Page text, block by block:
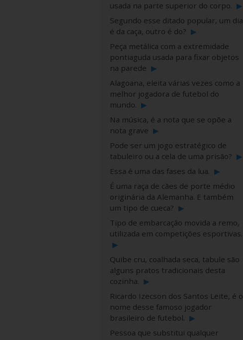
usada na parte superior do corpo. ▶
Segundo esse ditado popular, um dia
é da caça, outro é do? ▶
Peça metálica com a extremidade
pontiaguda usada para fixar objetos
na parede ▶
Alagoana, eleita várias vezes como a
melhor jogadora de futebol do
mundo. ▶
Na música, é a nota que se opõe a
nota grave ▶
Pode ser um jogo estratégico de
tabuleiro ou a cela de uma prisão? ▶
Essa é uma das fases da lua. ▶
É uma raça de cães de porte médio
originária da Alemanha. E também
um tipo de cueca? ▶
Tipo de embarcação movida a remo,
utilizada em competições esportivas.
▶
Quibe cru, coalhada seca, tabule são
alguns pratos tradicionais desta
cozinha. ▶
Ricardo Izecson dos Santos Leite, é o
nome desse famoso jogador
brasileiro de futebol. ▶
Pessoa que substitui qualquer